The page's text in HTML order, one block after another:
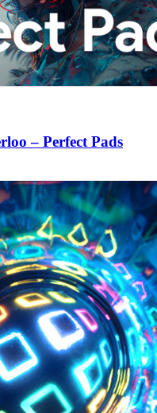
– Perfect Pads